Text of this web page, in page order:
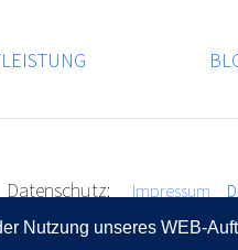
Nutzung unseres WEB-
Datenschutz: Impressum